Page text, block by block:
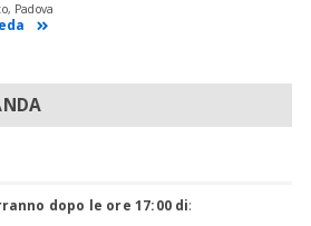
Padova
dopo le ore 17:00 di: